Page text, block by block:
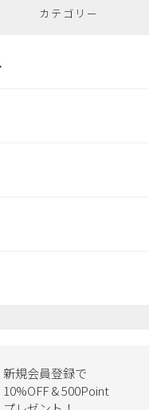
カテゴリー
ューズ
ズ
新規会員登録で
10%OFF & 500Point